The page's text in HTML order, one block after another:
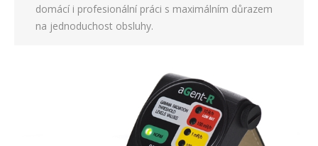
domácí i profesionální práci s maximálním důrazem
na jednoduchost obsluhy.